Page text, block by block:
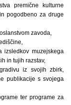
premične kulturne
pogodbeno za druge
zavoda,
izsledkov muzejskega
in tujih razstav,
iz svojih zbirk,
publikacije s svojega
ter programe za